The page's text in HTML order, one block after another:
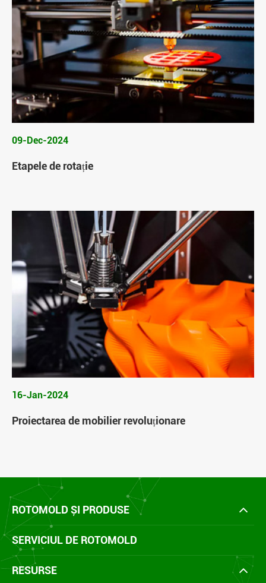
09-Dec-2024
Etapele de rotație
16-Jan-2024
Proiectarea de mobilier revoluționare
ROTOMOLD ȘI PRODUSE
SERVICIUL DE ROTOMOLD
RESURSE